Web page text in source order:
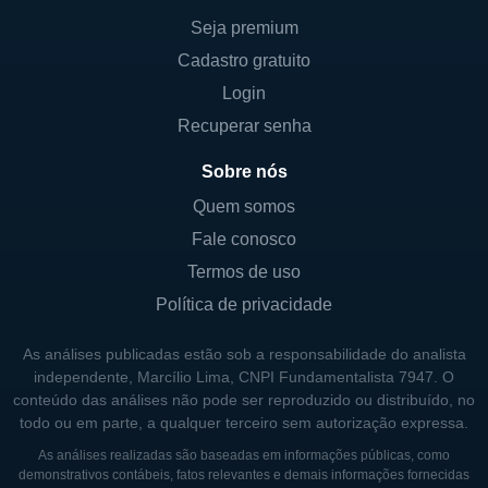
criação de valor para seus clientes e na
manutenção de uma forte presença
comunitária. A Frost Bank busca ser mais do
que apenas um provedor de serviços
parceiro de confiança na vida financeira de
seus clientes, contribuindo assim para o
crescimento econômico das áreas em que
CONTROLADORES E ACIONISTAS
A estrutura acionária da Cullen/Frost
Bankers é composta principalmente por
ações ordinárias, cuja maior parte é detida
Seja premium
Cadastro gratuito
Login
Recuperar senha
Sobre nós
Quem somos
Fale conosco
Termos de uso
Política de privacidade
As análises publicadas estão sob a responsabilidade do analista
independente, Marcílio Lima, CNPI Fundamentalista 7947. O
conteúdo das análises não pode ser reproduzido ou distribuído, no
todo ou em parte, a qualquer terceiro sem autorização expressa.
As análises realizadas são baseadas em informações públicas, como
demonstrativos contábeis, fatos relevantes e demais informações fornecidas